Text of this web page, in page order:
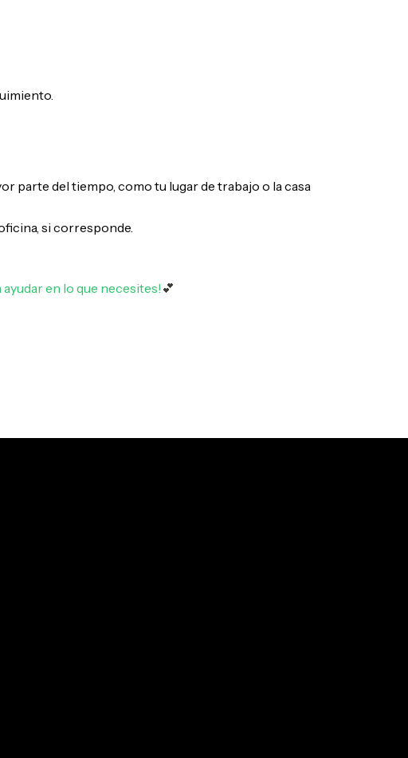
parte del tiempo, como tu lugar de trabajo o la casa
si corresponde.
en lo que necesites! 💕